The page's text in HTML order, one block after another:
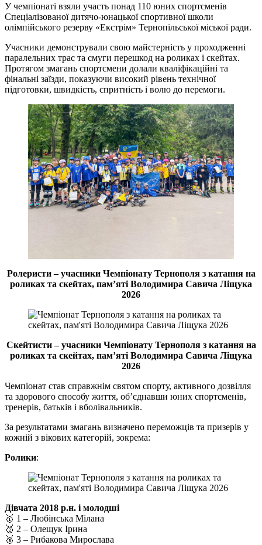
У чемпіонаті взяли участь понад 110 юних спортсменів
Спеціалізованої дитячо-юнацької спортивної школи
олімпійського резерву «Екстрім» Тернопільської міської ради.
Учасники демонстрували свою майстерність у проходженні
паралельних трас та смуги перешкод на роликах і скейтах.
Протягом змагань спортсмени долали кваліфікаційні та
фінальні заїзди, показуючи високий рівень технічної
підготовки, швидкість, спритність і волю до перемоги.
Ролеристи – учасники Чемпіонату Тернополя з катання на
роликах та скейтах, пам’яті Володимира Савича Ліщука
2026
Скейтисти – учасники Чемпіонату Тернополя з катання на
роликах та скейтах, пам’яті Володимира Савича Ліщука
2026
Чемпіонат став справжнім святом спорту, активного дозвілля
та здорового способу життя, об’єднавши юних спортсменів,
тренерів, батьків і вболівальників.
За результатами змагань визначено переможців та призерів у
кожній з вікових категорій, зокрема:
Ролики:
Дівчата 2018 р.н. і молодші
🥇 1 – Любінська Мілана
🥈 2 – Олещук Ірина
🥉 3 – Рибакова Мирослава